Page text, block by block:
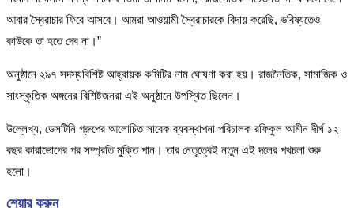
আবার স্বৈরাচার ফিরে আসবে। আমরা আওয়ামী স্বৈরাচারকে বিদায় করেছি, ভবিষ্যতেও
কাউকে তা হতে দেব না।”
অনুষ্ঠানে ২৯৭ সদস্যবিশিষ্ট আহ্বায়ক কমিটির নাম ঘোষণা করা হয়। রাজনৈতিক, সামাজিক ও
সাংস্কৃতিক অঙ্গনের বিশিষ্টজনরা এই অনুষ্ঠানে উপস্থিত ছিলেন।
উল্লেখ্য, ডেসটিনি গ্রুপের আলোচিত সাবেক ব্যবস্থাপনা পরিচালক রফিকুল আমীন দীর্ঘ ১২
বছর কারাভোগের পর সম্প্রতি মুক্তি পান। তার নেতৃত্বেই নতুন এই দলের পথচলা শুরু
হলো।
শেয়ার করুন